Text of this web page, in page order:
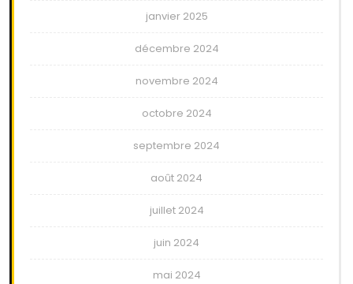
janvier 2025
décembre 2024
novembre 2024
octobre 2024
septembre 2024
août 2024
juillet 2024
juin 2024
mai 2024